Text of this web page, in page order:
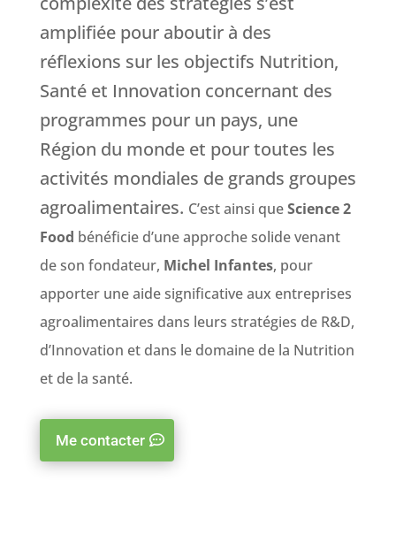
amplifiée pour aboutir à des
réflexions sur les objectifs Nutrition,
Santé et Innovation concernant des
programmes pour un pays, une
Région du monde et pour toutes les
activités mondiales de grands groupes
agroalimentaires. C’est ainsi queScience 2
Food bénéficie d’une approche solide venant
de son fondateur, Michel Infantes, pour
apporter une aide significative aux entreprises
agroalimentaires dans leurs stratégies de R&D,
d’Innovation et dans le domaine de la Nutrition
et de la santé.
Me contacter